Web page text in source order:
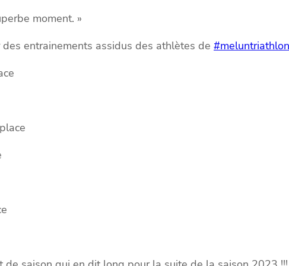
moment. »
entrainements assidus des athlètes de #meluntriathlon